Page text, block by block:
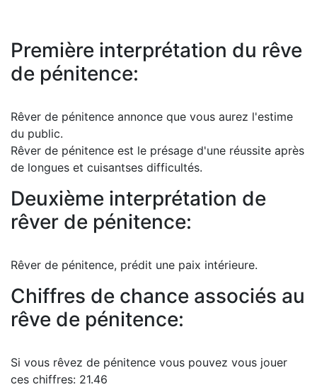
Première interprétation du rêve
de pénitence:
Rêver de pénitence annonce que vous aurez l'estime
du public.
Rêver de pénitence est le présage d'une réussite après
de longues et cuisantses difficultés.
Deuxième interprétation de
rêver de pénitence:
Rêver de pénitence, prédit une paix intérieure.
Chiffres de chance associés au
rêve de pénitence:
Si vous rêvez de pénitence vous pouvez vous jouer
ces chiffres: 21.46